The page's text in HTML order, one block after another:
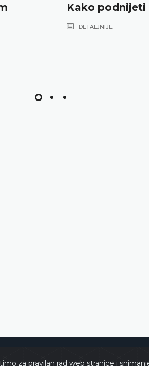
za pravilan rad web stranice i
Kako podnijeti
DETALJNIJE